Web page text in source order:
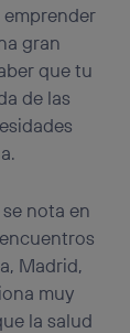
emprender
gran
que tu
de las
nota en
Madrid,
muy
la salud